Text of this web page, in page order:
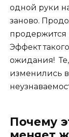
одной руки
заново.
продержится
Эффект
ожидания!
изменились
Почему